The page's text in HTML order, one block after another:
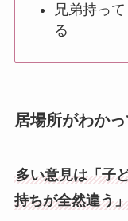
兄弟持っ
る
居場所がわか
多い意見は「子
持ちが全然違う